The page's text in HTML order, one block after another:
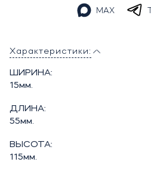
MAX
Характеристики:
ШИРИНА:
15мм.
ДЛИНА:
55мм.
ВЫСОТА:
115мм.